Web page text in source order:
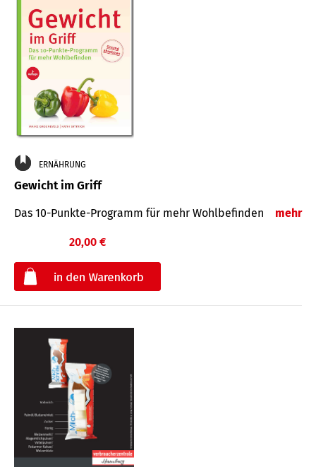
ERNÄHRUNG
Gewicht im Griff
Das 10-Punkte-Programm für mehr Wohlbefinden mehr
20,00 €